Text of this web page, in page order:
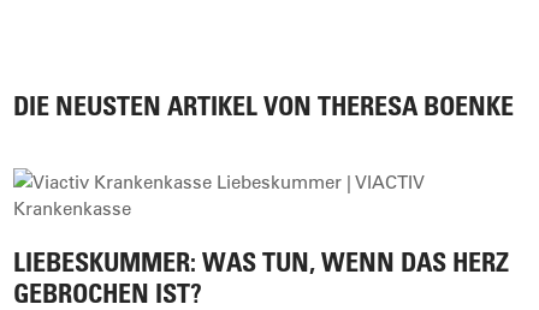
DIE NEUSTEN ARTIKEL VON THERESA BOENKE
LIEBESKUMMER: WAS TUN, WENN DAS HERZ
GEBROCHEN IST?